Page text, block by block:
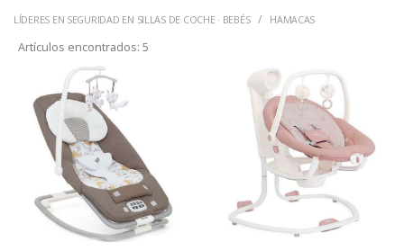
LÍDERES EN SEGURIDAD EN SILLAS DE COCHE · BEBÉS HAMACAS
Artículos encontrados: 5